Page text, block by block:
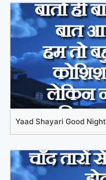
Yaad Shayari Good Night